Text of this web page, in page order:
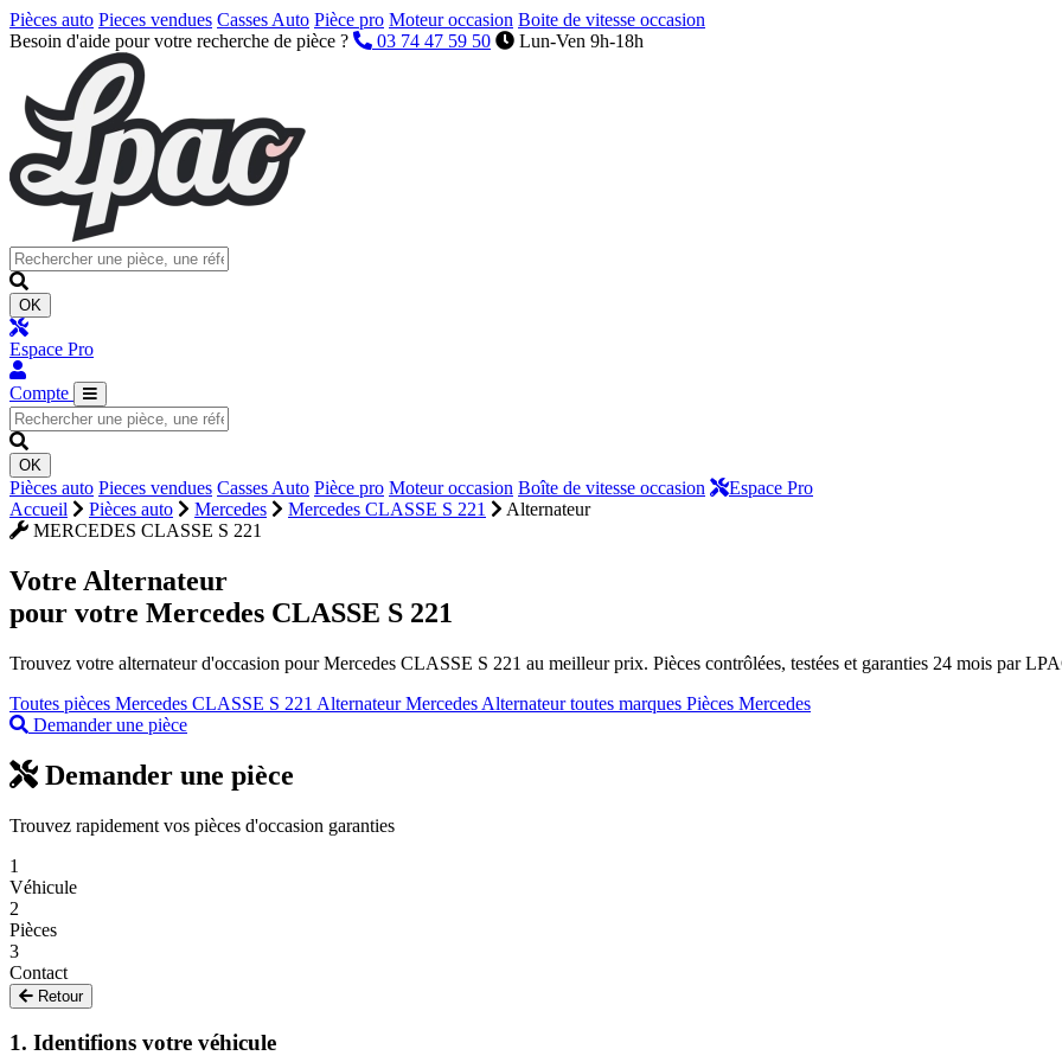
Pièces auto Pieces vendues Casses Auto Pièce pro Moteur occasion Boite de vitesse occasion
Besoin d'aide pour votre recherche de pièce ?
03 74 47 59 50 Lun-Ven 9h-18h
OK
Espace Pro
Compte
OK
Pièces auto Pieces vendues Casses Auto Pièce pro Moteur occasion Boîte de vitesse occasion
Espace Pro
Accueil
Pièces auto Mercedes Mercedes CLASSE S 221
Alternateur
MERCEDES CLASSE S 221
Votre Alternateur
pour votre Mercedes CLASSE S 221
Trouvez votre alternateur d'occasion pour Mercedes CLASSE S 221 au meilleur prix. Pièces contrôlées, testées et garanties 24 mois par
Toutes pièces Mercedes CLASSE S 221 Alternateur Mercedes Alternateur toutes marques Pièces Mercedes
Demander une pièce
Demander une pièce
Trouvez rapidement vos pièces d'occasion garanties
1
Véhicule
2
Pièces
3
Contact
Retour
1. Identifions votre véhicule